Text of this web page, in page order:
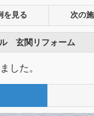
を見る 次の
玄関リフォーム
した。